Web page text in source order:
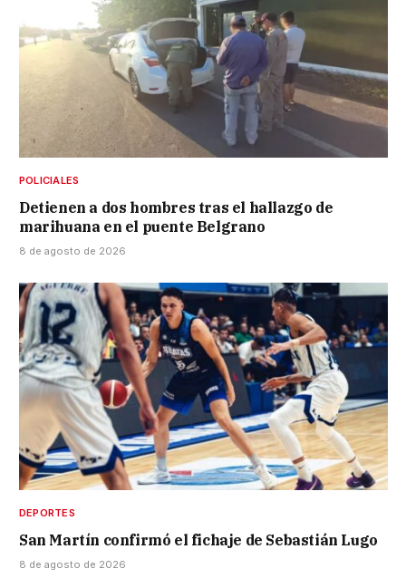
POLICIALES
Detienen a dos hombres tras el hallazgo de
marihuana en el puente Belgrano
8 de agosto de 2026
DEPORTES
San Martín confirmó el fichaje de Sebastián Lugo
8 de agosto de 2026